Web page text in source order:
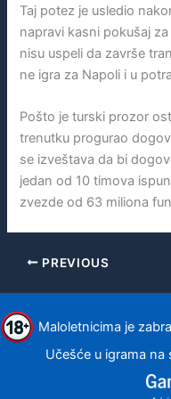
Taj potez je usledio
napravi kasni pokušaj
nisu uspeli da završe
ne igra za Napoli i u
Pošto je turski prozor
trenutku progurao
se izveštava da bi
jedan od 10 timova
zvezde od 63 miliona
PREVIOUS
Maloletnicima je
Učešće u igrama